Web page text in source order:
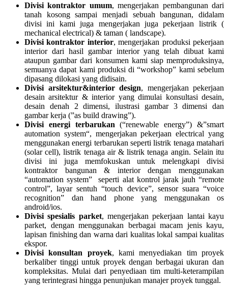
Divisi kontraktor umum, mengerjakan pembangunan dari
tanah kosong sampai menjadi sebuah bangunan, didalam
divisi ini kami juga mengerjakan juga pekerjaan listrik (
mechanical electrical) & taman ( landscape).
Divisi kontraktor interior, mengerjakan produksi pekerjaan
interior dari hasil gambar interior yang telah dibuat kami
ataupun gambar dari konsumen kami siap memproduksinya,
semuanya dapat kami produksi di “workshop” kami sebelum
dipasang dilokasi yang didisain.
Divisi arsitektur&interior design, mengerjakan pekerjaan
desain arsitektur & interior yang dimulai konsultasi desain,
desain denah 2 dimensi, ilustrasi gambar 3 dimensi dan
gambar kerja (”as build drawing”).
Divisi energi terbarukan (“renewable energy”) &”smart
automation system“, mengerjakan pekerjaan electrical yang
menggunakan energi terbarukan seperti listrik tenaga matahari
(solar cell), listrik tenaga air & listrik tenaga angin. Selain itu
divisi ini juga memfokuskan untuk melengkapi divisi
kontraktor bangunan & interior dengan menggunakan
“automation system” seperti alat kontrol jarak jauh “remote
control”, layar sentuh “touch device”, sensor suara “voice
recognition” dan hand phone yang menggunakan os
android/ios.
Divisi spesialis parket, mengerjakan pekerjaan lantai kayu
parket, dengan menggunakan berbagai macam jenis kayu,
lapisan finishing dan warna dari kualitas lokal sampai kualitas
ekspor.
Divisi konsultan proyek, kami menyediakan tim proyek
berkaliber tinggi untuk proyek dengan berbagai ukuran dan
kompleksitas. Mulai dari penyediaan tim multi-keterampilan
yang terintegrasi hingga penunjukan manajer proyek tunggal.